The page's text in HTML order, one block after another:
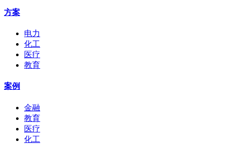
方案
电力
化工
医疗
教育
案例
金融
教育
医疗
化工